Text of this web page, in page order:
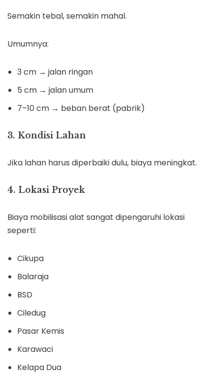
Semakin tebal, semakin mahal.
Umumnya:
3 cm → jalan ringan
5 cm → jalan umum
7–10 cm → beban berat (pabrik)
3. Kondisi Lahan
Jika lahan harus diperbaiki dulu, biaya meningkat.
4. Lokasi Proyek
Biaya mobilisasi alat sangat dipengaruhi lokasi
seperti:
Cikupa
Balaraja
BSD
Ciledug
Pasar Kemis
Karawaci
Kelapa Dua